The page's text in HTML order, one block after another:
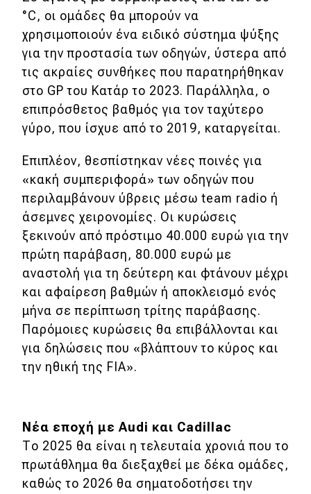
°C, οι ομάδες θα μπορούν να
χρησιμοποιούν ένα ειδικό σύστημα ψύξης
για την προστασία των οδηγών, ύστερα από
τις ακραίες συνθήκες που παρατηρήθηκαν
στο GP του Κατάρ το 2023. Παράλληλα, ο
επιπρόσθετος βαθμός για τον ταχύτερο
γύρο, που ίσχυε από το 2019, καταργείται.
Επιπλέον, θεσπίστηκαν νέες ποινές για
«κακή συμπεριφορά» των οδηγών που
περιλαμβάνουν ύβρεις μέσω team radio ή
άσεμνες χειρονομίες. Οι κυρώσεις
ξεκινούν από πρόστιμο 40.000 ευρώ για την
πρώτη παράβαση, 80.000 ευρώ με
αναστολή για τη δεύτερη και φτάνουν μέχρι
και αφαίρεση βαθμών ή αποκλεισμό ενός
μήνα σε περίπτωση τρίτης παράβασης.
Παρόμοιες κυρώσεις θα επιβάλλονται και
για δηλώσεις που «βλάπτουν το κύρος και
την ηθική της FIA».
Νέα εποχή με Audi και Cadillac
Το 2025 θα είναι η τελευταία χρονιά που το
πρωτάθλημα θα διεξαχθεί με δέκα ομάδες,
καθώς το 2026 θα σηματοδοτήσει την